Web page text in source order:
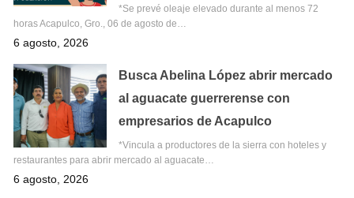
*Se prevé oleaje elevado durante al menos 72
horas Acapulco, Gro., 06 de agosto de…
6 agosto, 2026
Busca Abelina López abrir mercado
al aguacate guerrerense con
empresarios de Acapulco
*Vincula a productores de la sierra con hoteles y
restaurantes para abrir mercado al aguacate…
6 agosto, 2026